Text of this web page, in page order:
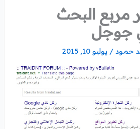
مربع البحث
جوجل
حمود/يوليو 10, 2015